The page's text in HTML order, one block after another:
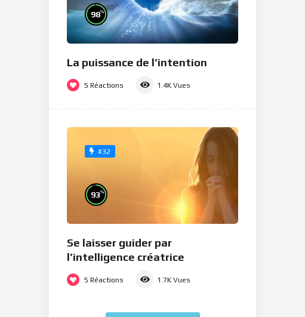
98%
La puissance de l’intention
5 Réactions 1.4K Vues
#32
93%
Se laisser guider par
l’intelligence créatrice
5 Réactions 1.7K Vues